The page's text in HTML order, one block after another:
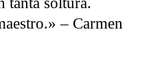
– Carmen